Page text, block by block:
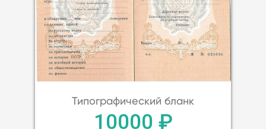
Типографический бланк
10000 ₽